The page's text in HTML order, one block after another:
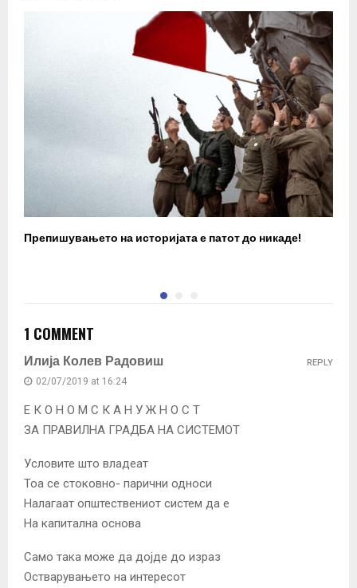
Препишувањето на историјата е патот до никаде!
1 COMMENT
Илија Колев Радовиш
02/07/2019 at 16:24
Е К О Н О М С К А Н У Ж Н О С Т
ЗА ПРАВИЛНА ГРАДБА НА СИСТЕМОТ
Условите што владеат
Тоа се стоковно- парични односи
Налагаат општествениот систем да е
На капитална основа
Само така може да дојде до израз
Остварувањето на интересот
REPLY